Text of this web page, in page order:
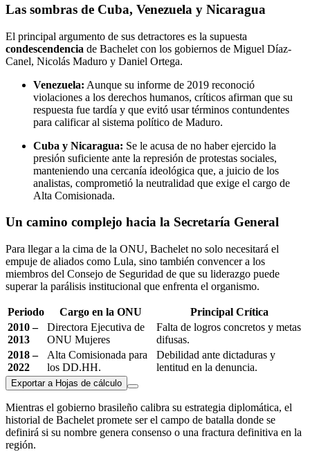
Las sombras de Cuba, Venezuela y Nicaragua
El principal argumento de sus detractores es la supuesta
condescendencia de Bachelet con los gobiernos de Miguel Díaz-
Canel, Nicolás Maduro y Daniel Ortega.
Venezuela: Aunque su informe de 2019 reconoció
violaciones a los derechos humanos, críticos afirman que su
respuesta fue tardía y que evitó usar términos contundentes
para calificar al sistema político de Maduro.
Cuba y Nicaragua: Se le acusa de no haber ejercido la
presión suficiente ante la represión de protestas sociales,
manteniendo una cercanía ideológica que, a juicio de los
analistas, comprometió la neutralidad que exige el cargo de
Alta Comisionada.
Un camino complejo hacia la Secretaría General
Para llegar a la cima de la ONU, Bachelet no solo necesitará el
empuje de aliados como Lula, sino también convencer a los
miembros del Consejo de Seguridad de que su liderazgo puede
superar la parálisis institucional que enfrenta el organismo.
Periodo Cargo en la ONU
Principal Crítica
2010 –
2013
Directora Ejecutiva de
ONU Mujeres
Falta de logros concretos y metas
difusas.
2018 –
2022
Alta Comisionada para
los DD.HH.
Debilidad ante dictaduras y
lentitud en la denuncia.
Exportar a Hojas de cálculo
Mientras el gobierno brasileño calibra su estrategia diplomática, el
historial de Bachelet promete ser el campo de batalla donde se
definirá si su nombre genera consenso o una fractura definitiva en la
región.